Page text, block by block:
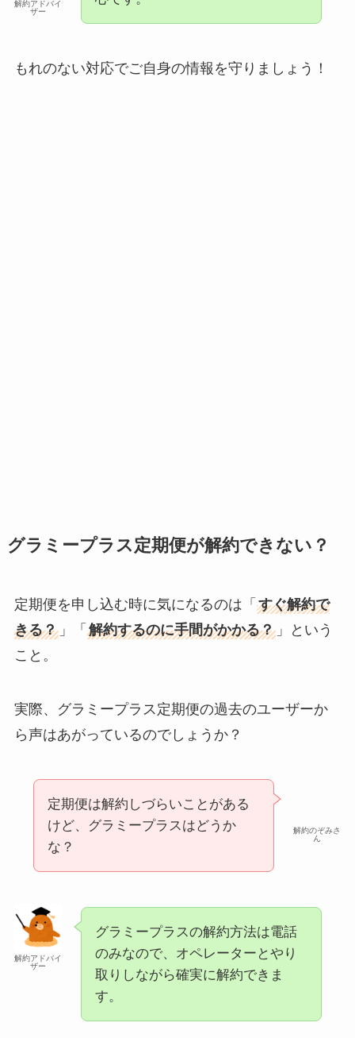
解約アドバイ
ザー
もれのない対応でご自身の情報を守りましょう！
グラミープラス定期便が解約できない？
定期便を申し込む時に気になるのは「 すぐ解約で
きる？」「 解約するのに手間がかかる？」という
こと。
実際、グラミープラス定期便の過去のユーザーか
ら声はあがっているのでしょうか？
解約のぞみさ
ん
定期便は解約しづらいことがある
けど、グラミープラスはどうか
な？
解約アドバイ
ザー
グラミープラスの解約方法は電話
のみなので、オペレーターとやり
取りしながら確実に解約できま
す。